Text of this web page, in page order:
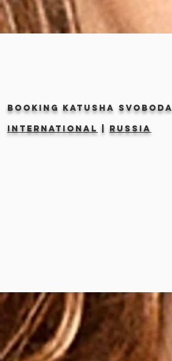
Booking KATUSHA SVOBODA
INTERNATIONAL | RUSSIA